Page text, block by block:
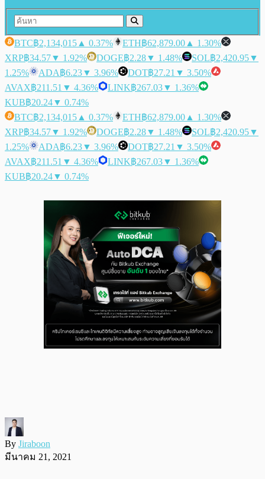
BTC฿2,134,015 ▲ 0.37% ETH฿62,879.00 ▲ 1.30%
XRP฿34.57▼ 1.92% DOGE฿2.28▼ 1.48% SOL฿2,420.95▼
1.25%
ADA฿6.23▼ 3.96% DOT฿27.21 ▼ 3.50%
AVAX฿211.51 ▼ 4.36% LINK฿267.03▼ 1.36%
KUB฿20.24▼ 0.74%
BTC฿2,134,015 ▲ 0.37% ETH฿62,879.00 ▲ 1.30%
XRP฿34.57▼ 1.92% DOGE฿2.28▼ 1.48% SOL฿2,420.95▼
1.25%
ADA฿6.23▼ 3.96% DOT฿27.21 ▼ 3.50%
AVAX฿211.51 ▼ 4.36% LINK฿267.03▼ 1.36%
KUB฿20.24▼ 0.74%
By Jiraboon
มีนาคม 21, 2021